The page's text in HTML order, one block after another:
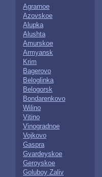
Agrarnoe
Azovskoe
Alupka
Alushta
Amurskoe
Armyansk
Krim
Bagerovo
Beloglinka
Belogorsk
Bondarenkovo
Wilino
Vitino
Vinogradnoe
Vojkovo
Gaspra
Gvardeyskoe
Geroyskoe
Goluboy Zaliv